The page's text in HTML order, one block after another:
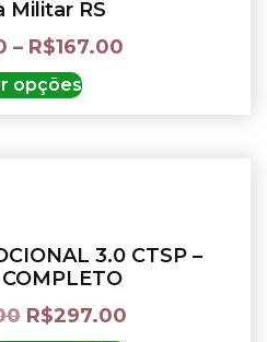
Militar RS
– R$167.00
opções
3.0 CTSP –
R$297.00